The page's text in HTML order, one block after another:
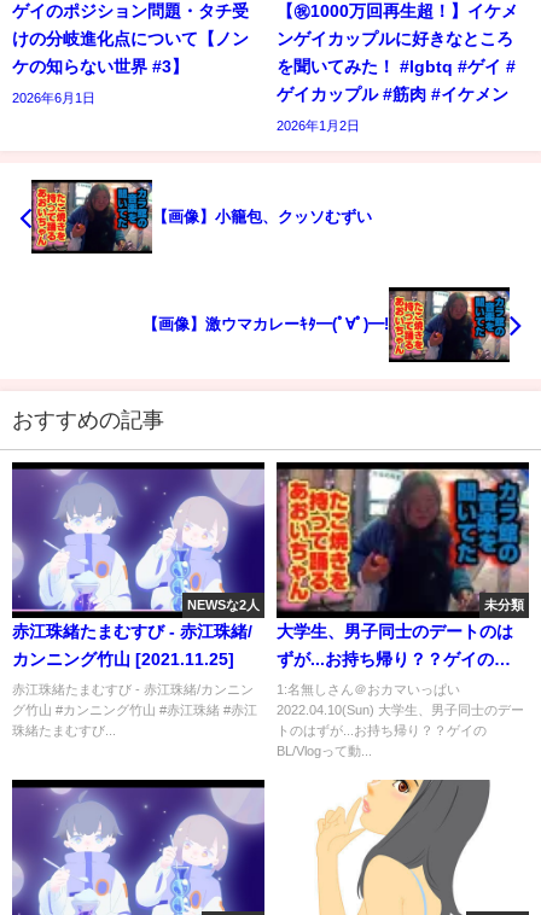
ゲイのポジション問題・タチ受
けの分岐進化点について【ノン
ケの知らない世界 #3】
2026年6月1日
【㊗️1000万回再生超！】イケメ
ンゲイカップルに好きなところ
を聞いてみた！ #lgbtq #ゲイ #
ゲイカップル #筋肉 #イケメン
2026年1月2日
【画像】小籠包、クッソむずい
【画像】激ウマカレーｷﾀ━(ﾟ∀ﾟ)━!
おすすめの記事
NEWSな2人
赤江珠緒たまむすび - 赤江珠緒/
カンニング竹山 [2021.11.25]
赤江珠緒たまむすび - 赤江珠緒/カンニン
グ竹山 #カンニング竹山 #赤江珠緒 #赤江
珠緒たまむすび...
未分類
大学生、男子同士のデートのは
ずが...お持ち帰り？？ゲイの
BL/Vlog
1:名無しさん＠おカマいっぱい
2022.04.10(Sun) 大学生、男子同士のデー
トのはずが...お持ち帰り？？ゲイの
BL/Vlogって動...